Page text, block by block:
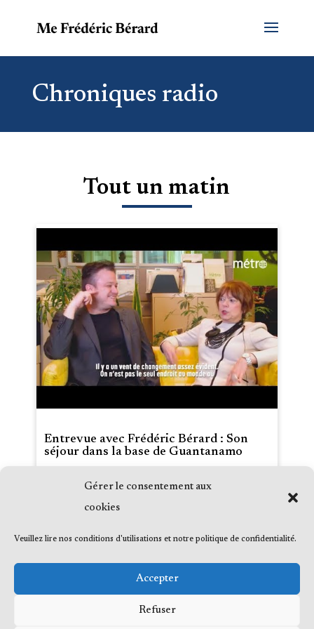
Gérer le consentement aux
cookies
Veuillez lire nos conditions d'utilisations et notre politique de confidentialité.
Accepter
Refuser
Chroniques radio
Tout un matin
Entrevue avec Frédéric Bérard : Son
séjour dans la base de Guantanamo
2022-06-09
Média :Radio-Canada
Masbourian